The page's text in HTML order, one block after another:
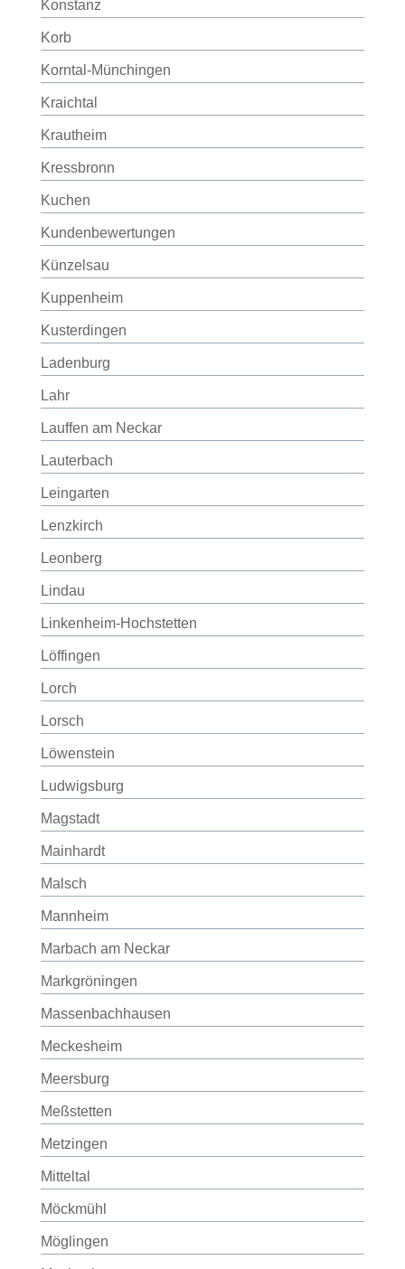
Konstanz
Korb
Korntal-Münchingen
Kraichtal
Krautheim
Kressbronn
Kuchen
Kundenbewertungen
Künzelsau
Kuppenheim
Kusterdingen
Ladenburg
Lahr
Lauffen am Neckar
Lauterbach
Leingarten
Lenzkirch
Leonberg
Lindau
Linkenheim-Hochstetten
Löffingen
Lorch
Lorsch
Löwenstein
Ludwigsburg
Magstadt
Mainhardt
Malsch
Mannheim
Marbach am Neckar
Markgröningen
Massenbachhausen
Meckesheim
Meersburg
Meßstetten
Metzingen
Mitteltal
Möckmühl
Möglingen